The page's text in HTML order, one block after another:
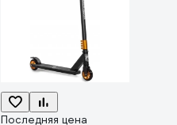
Последняя цена